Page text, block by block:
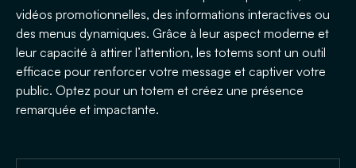
vidéos promotionnelles, des informations interactives ou
des menus dynamiques. Grâce à leur aspect moderne et
leur capacité à attirer l’attention, les totems sont un outil
efficace pour renforcer votre message et captiver votre
public. Optez pour un totem et créez une présence
remarquée et impactante.